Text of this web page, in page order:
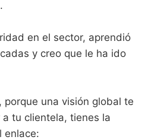
en el sector, aprendió
y creo que le ha ido
porque una visión global te
tu clientela, tienes la
enlace: